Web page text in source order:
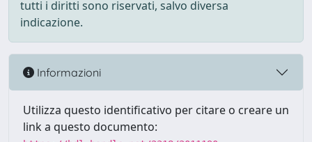
tutti i diritti sono riservati, salvo diversa
indicazione.
Informazioni
Utilizza questo identificativo per citare o creare un
link a questo documento: